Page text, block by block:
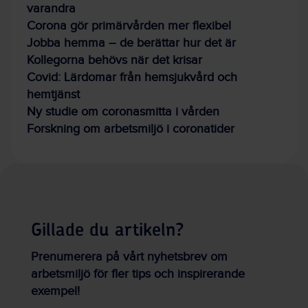
varandra
Corona gör primärvården mer flexibel
Jobba hemma – de berättar hur det är
Kollegorna behövs när det krisar
Covid: Lärdomar från hemsjukvård och
hemtjänst
Ny studie om coronasmitta i vården
Forskning om arbetsmiljö i coronatider
Gillade du artikeln?
Prenumerera på vårt nyhetsbrev om
arbetsmiljö för fler tips och inspirerande
exempel!